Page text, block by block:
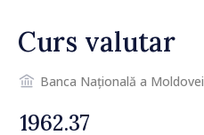
Curs valutar
Banca Națională a Moldovei